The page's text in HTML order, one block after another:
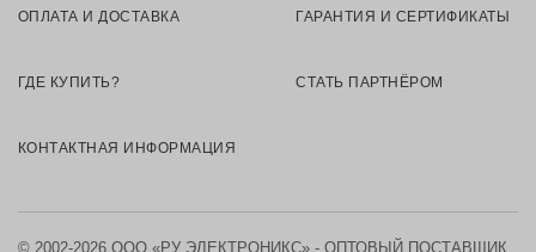
ОПЛАТА И ДОСТАВКА ГАРАНТИЯ И СЕРТИФИКАТЫ
ГДЕ КУПИТЬ? СТАТЬ ПАРТНЁРОМ
КОНТАКТНАЯ ИНФОРМАЦИЯ
© 2002-2026 ООО «РУ ЭЛЕКТРОНИКС» - ОПТОВЫЙ ПОСТАВЩИК